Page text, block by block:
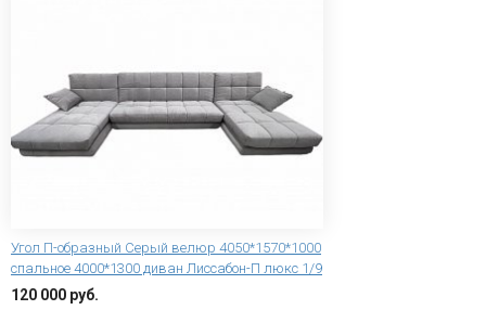
Угол П-образный Серый велюр 4050*1570*1000
спальное 4000*1300 диван Лиссабон-П люкс 1/9
120 000 руб.